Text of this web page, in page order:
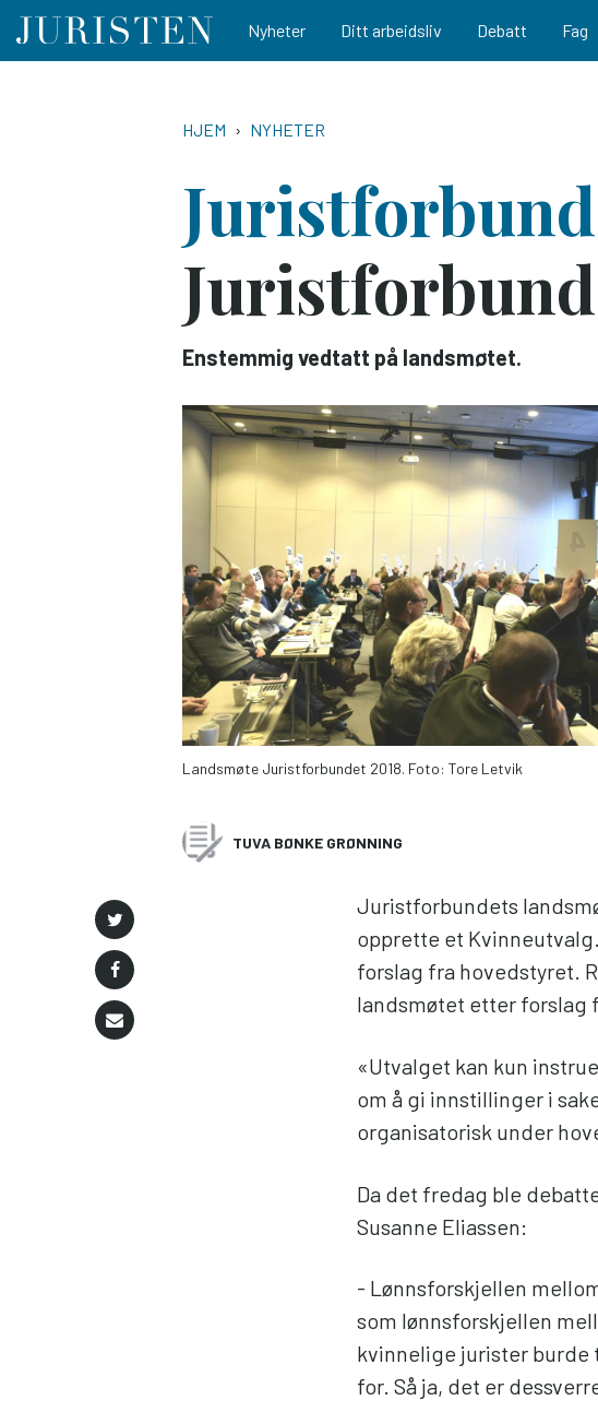
Main navigation
Nyheter Ditt arbeidsliv Debatt Fag
NAVIGASJONSSTI
HJEM NYHETER
Enstemmig vedtatt på landsmøtet.
Landsmøte Juristforbundet 2018. Foto: Tore Letvik
TUVA BØNKE GRØNNING
Juristforbundets
opprette et
forslag fra hovedstyret.
landsmøtet etter forslag
«Utvalget kan kun
om å gi innstillinger i
organisatorisk under
Da det fredag ble
Susanne Eliassen:
- Lønnsforskjellen
som lønnsforskjellen
kvinnelige jurister burde
for. Så ja, det er